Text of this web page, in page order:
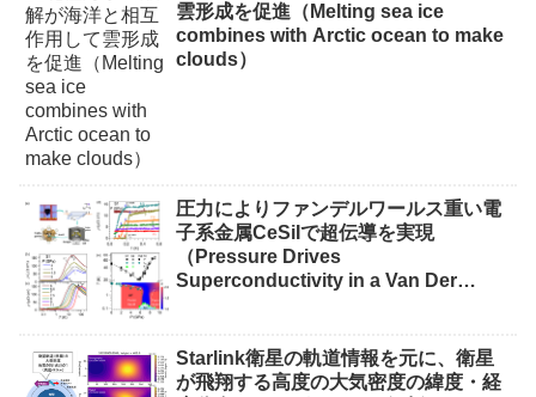
雲形成を促進（Melting sea ice
combines with Arctic ocean to make
clouds）
圧力によりファンデルワールス重い電
子系金属CeSiIで超伝導を実現
（Pressure Drives
Superconductivity in a Van Der
Starlink衛星の軌道情報を元に、衛星
が飛翔する高度の大気密度の緯度・経